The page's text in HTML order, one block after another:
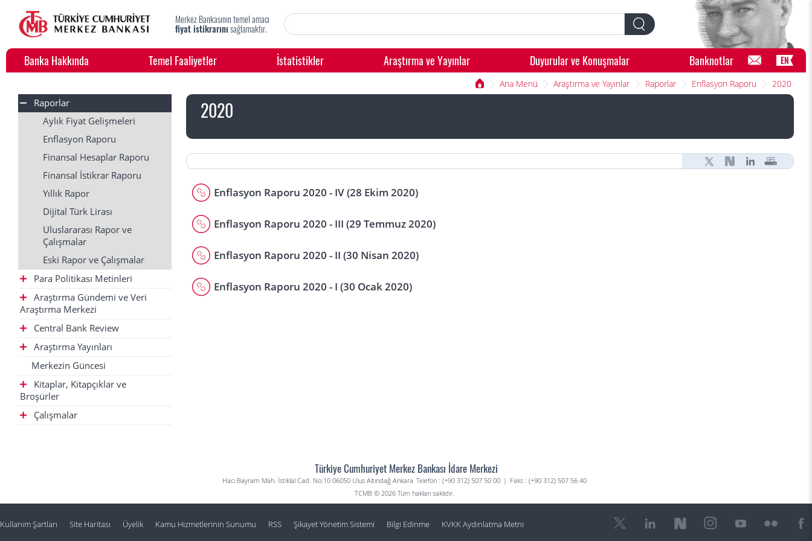
Merkez Bankasının temel amacı
fiyat istikrarınısağlamaktır.
Banka Hakkında Temel Faaliyetler İstatistikler Araştırma ve Yayınlar Duyurular ve Konuşmalar Banknotlar EN
Ana Menü Araştırma ve Yayınlar Raporlar Enflasyon Raporu 2020
Raporlar
Aylık Fiyat Gelişmeleri
Enflasyon Raporu
Finansal Hesaplar Raporu
Finansal İstikrar Raporu
Yıllık Rapor
Dijital Türk Lirası
Uluslararası Rapor ve
Çalışmalar
Eski Rapor ve Çalışmalar
Para Politikası Metinleri
Araştırma Gündemi ve Veri
Araştırma Merkezi
Central Bank Review
Araştırma Yayınları
Merkezin Güncesi
Kitaplar, Kitapçıklar ve
Broşürler
Çalışmalar
2020
Enflasyon Raporu 2020 - IV (28 Ekim 2020)
Enflasyon Raporu 2020 - III (29 Temmuz 2020)
Enflasyon Raporu 2020 - II (30 Nisan 2020)
Enflasyon Raporu 2020 - I (30 Ocak 2020)
Türkiye Cumhuriyet Merkez Bankası İdare Merkezi
Hacı Bayram Mah. İstiklal Cad. No:10 06050 Ulus Altındağ Ankara Telefon : (+90 312) 507 50 00 | Faks : (+90 312) 507 56 40
TCMB © 2026 Tüm hakları saklıdır.
Kullanım Şartları Site Haritası Üyelik Kamu Hizmetlerinin Sunumu RSS Şikayet Yönetim Sistemi Bilgi Edinme KVKK Aydınlatma Metni